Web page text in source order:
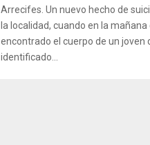
Arrecifes. Un nuevo hecho de
la localidad, cuando en la
encontrado el cuerpo de un joven
identificado...